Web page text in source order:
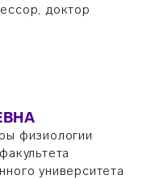
доктор
физиологии
университета